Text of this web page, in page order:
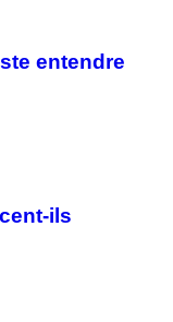
entendre
ils